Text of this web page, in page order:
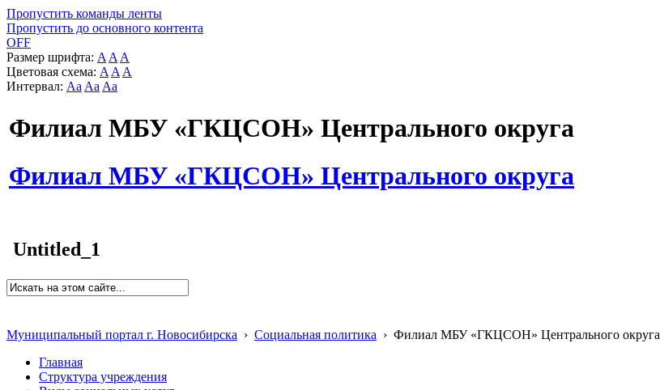
Пропустить команды ленты
Пропустить до основного контента
OFF
Размер шрифта: A A A
Цветовая схема: A A A
Интервал: Aa Aa Aa
Филиал МБУ «ГКЦСОН» Центрального округа
Филиал МБУ «ГКЦСОН» Центрального округа
Untitled_1
Муниципальный портал г. Новосибирска › Социальная политика › Филиал МБУ «ГКЦСОН» Центрального округа
Главная
Структура учреждения